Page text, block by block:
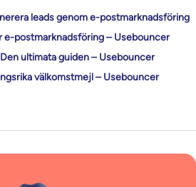
leads genom e-postmarknadsföring
e-postmarknadsföring – Usebouncer
ultimata guiden – Usebouncer
välkomstmejl – Usebouncer